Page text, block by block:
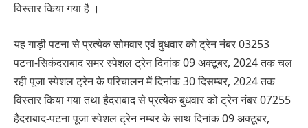
विस्तार किया गया है ।
यह गाड़ी पटना से प्रत्येक सोमवार एवं बुधवार को ट्रेन नंबर 03253
पटना-सिकंदराबाद समर स्पेशल ट्रेन दिनांक 09 अक्टूबर, 2024 तक चल
रही पूजा स्पेशल ट्रेन के परिचालन में दिनांक 30 दिसम्बर, 2024 तक
विस्तार किया गया तथा हैदराबाद से प्रत्येक बुधवार को ट्रेन नंबर 07255
हैदराबाद-पटना पूजा स्पेशल ट्रेन नम्बर के साथ दिनांक 09 अक्टूबर,